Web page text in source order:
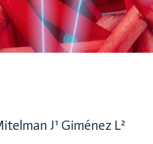
J¹ Giménez L²